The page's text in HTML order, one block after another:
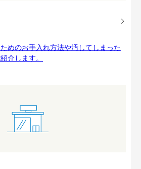
めのお手入れ方法や汚してしまった
介します。